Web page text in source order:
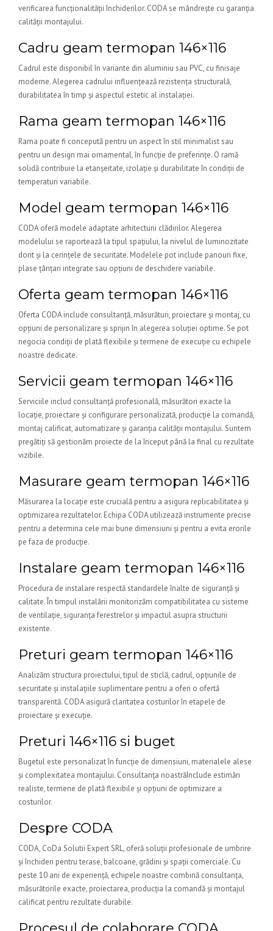
verificarea funcționalității închiderilor. CODA se mândrește cu garanția
calității montajului.
Cadru geam termopan 146×116
Cadrul este disponibil în variante din aluminiu sau PVC, cu finisaje
moderne. Alegerea cadrului influențează rezistența structurală,
durabilitatea în timp și aspectul estetic al instalației.
Rama geam termopan 146×116
Rama poate fi concepută pentru un aspect în stil minimalist sau
pentru un design mai ornamental, în funcție de preferințe. O ramă
solidă contribuie la etanșeitate, izolație și durabilitate în condiții de
temperaturi variabile.
Model geam termopan 146×116
CODA oferă modele adaptate arhitecturii clădirilor. Alegerea
modelului se raportează la tipul spațiului, la nivelul de luminozitate
dorit și la cerințele de securitate. Modelele pot include panouri fixe,
plase țânțari integrate sau opțiuni de deschidere variabile.
Oferta geam termopan 146×116
Oferta CODA include consultanță, măsurături, proiectare și montaj, cu
opțiuni de personalizare și sprijin în alegerea soluției optime. Se pot
negocia condiții de plată flexibile și termene de execuție cu echipele
noastre dedicate.
Servicii geam termopan 146×116
Serviciile includ consultanță profesională, măsurători exacte la
locație, proiectare și configurare personalizată, producție la comandă,
montaj calificat, automatizare și garanția calității montajului. Suntem
pregătiți să gestionăm proiecte de la început până la final cu rezultate
vizibile.
Masurare geam termopan 146×116
Măsurarea la locație este crucială pentru a asigura replicabilitatea și
optimizarea rezultatelor. Echipa CODA utilizează instrumente precise
pentru a determina cele mai bune dimensiuni și pentru a evita erorile
pe faza de producție.
Instalare geam termopan 146×116
Procedura de instalare respectă standardele înalte de siguranță și
calitate. În timpul instalării monitorizăm compatibilitatea cu sisteme
de ventilație, siguranța ferestrelor și impactul asupra structurii
existente.
Preturi geam termopan 146×116
Analizăm structura proiectului, tipul de sticlă, cadrul, opțiunile de
securitate și instalațiile suplimentare pentru a oferi o ofertă
transparentă. CODA asigură claritatea costurilor în etapele de
proiectare și execuție.
Preturi 146×116 si buget
Bugetul este personalizat în funcție de dimensiuni, materialele alese
și complexitatea montajului. Consultanța noastrăInclude estimări
realiste, termene de plată flexibile și opțiuni de optimizare a
costurilor.
Despre CODA
CODA, CoDa Solutii Expert SRL, oferă soluții profesionale de umbrire
și închideri pentru terase, balcoane, grădini și spații comerciale. Cu
peste 10 ani de experiență, echipele noastre combină consultanța,
măsurătorile exacte, proiectarea, producția la comandă și montajul
calificat pentru rezultate durabile.